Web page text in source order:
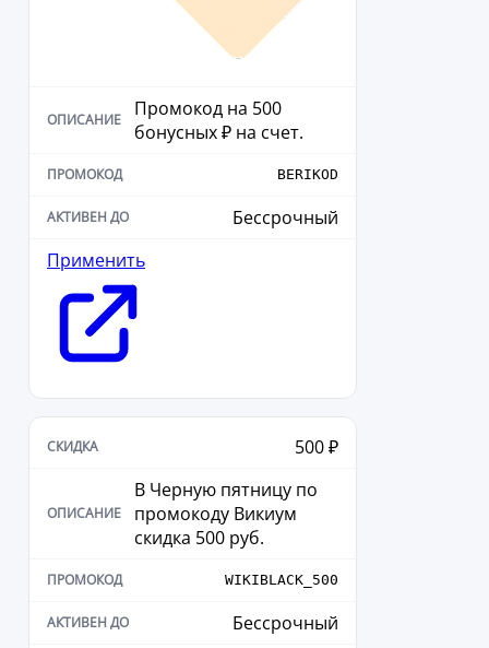
Промокод на 500
бонусных ₽ на счет.
BERIKOD
Бессрочный
Применить
500 ₽
В Черную пятницу по
промокоду Викиум
скидка 500 руб.
WIKIBLACK_500
Бессрочный